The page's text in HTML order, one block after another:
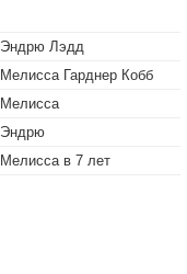
Эндрю Лэдд
Мелисса Гарднер Кобб
Мелисса
Эндрю
Мелисса в 7 лет